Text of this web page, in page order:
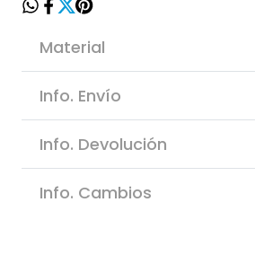
Material
Info. Envío
Info. Devolución
Info. Cambios